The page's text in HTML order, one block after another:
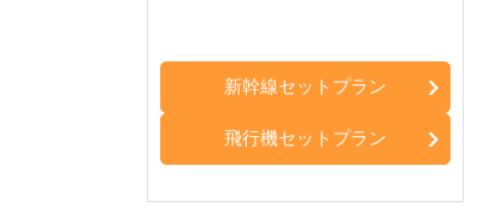
新幹線セットプラン
飛行機セットプラン